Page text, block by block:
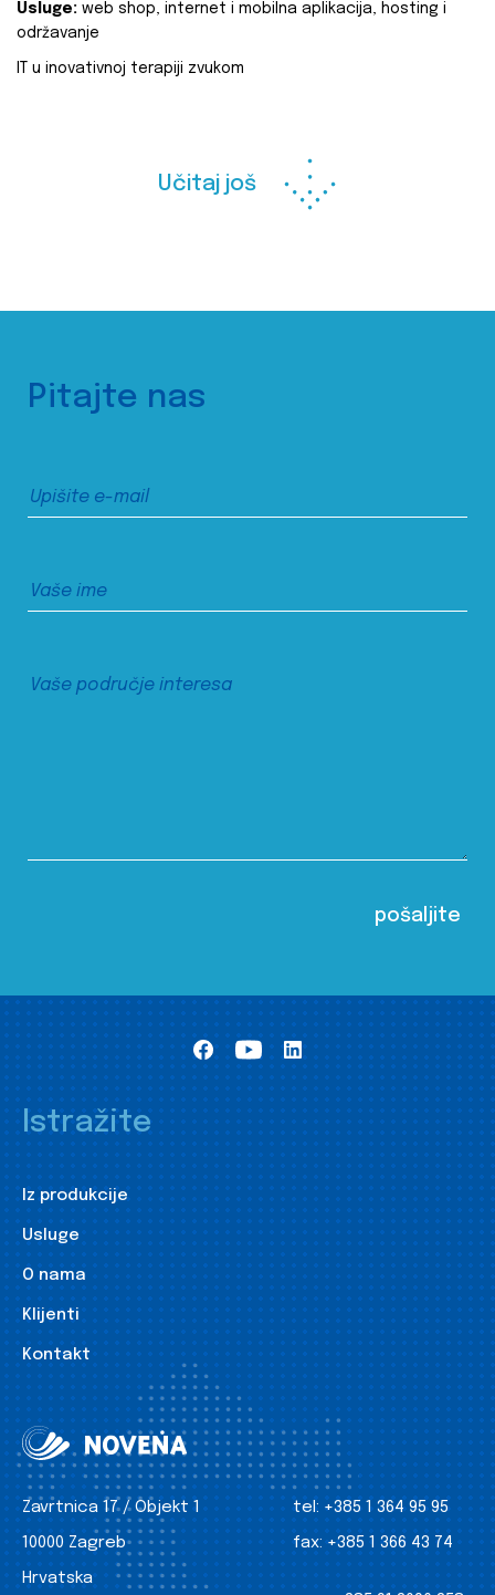
Usluge: web shop, internet i mobilna aplikacija, hosting i
održavanje
IT u inovativnoj terapiji zvukom
Učitaj još
Pitajte nas
Istražite
Iz produkcije
Usluge
O nama
Klijenti
Kontakt
Zavrtnica 17 / Objekt 1
10000 Zagreb
Hrvatska
tel: +385 1 364 95 95
fax: +385 1 366 43 74